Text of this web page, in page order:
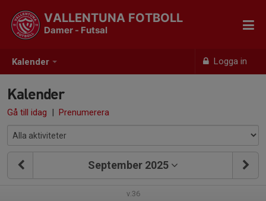
Kalender Logga in
VALLENTUNA FOTBOLL
Damer - Futsal
Kalender
Gå till idag | Prenumerera
September 2025
v.36